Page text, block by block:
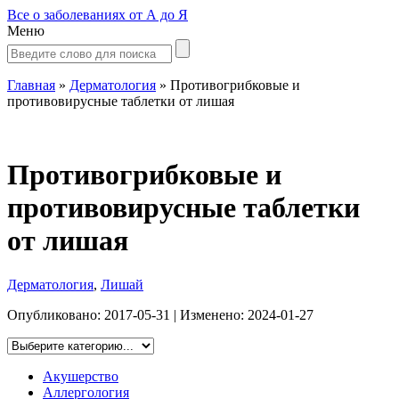
Все о заболеваниях от А до Я
Меню
Главная » Дерматология » Противогрибковые и
противовирусные таблетки от лишая
Противогрибковые и
противовирусные таблетки
от лишая
Дерматология, Лишай
Опубликовано: 2017-05-31 | Изменено: 2024-01-27
Акушерство
Аллергология